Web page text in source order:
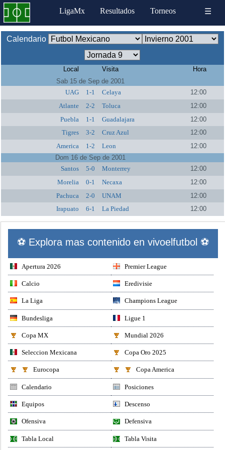
LigaMx Resultados Torneos ☰
Calendario
Local Visita
Hora
Sab 15 de Sep de 2001
UAG
1-1 Celaya
12:00
Atlante
2-2 Toluca
12:00
Puebla
1-1 Guadalajara
12:00
Tigres
3-2 Cruz Azul
12:00
America
1-2 Leon
12:00
Dom 16 de Sep de 2001
Santos
5-0 Monterrey
12:00
Morelia
0-1 Necaxa
12:00
Pachuca
2-0 UNAM
12:00
Irapuato
6-1 La Piedad 12:00
⚽ Explora mas contenido en vivoelfutbol ⚽
Apertura 2026 Premier League
Calcio Eredivisie
La Liga Champions League
Bundesliga Ligue 1
Copa MX Mundial 2026
Seleccion Mexicana Copa Oro 2025
Eurocopa Copa America
Calendario Posiciones
Equipos Descenso
Ofensiva Defensiva
Tabla Local Tabla Visita